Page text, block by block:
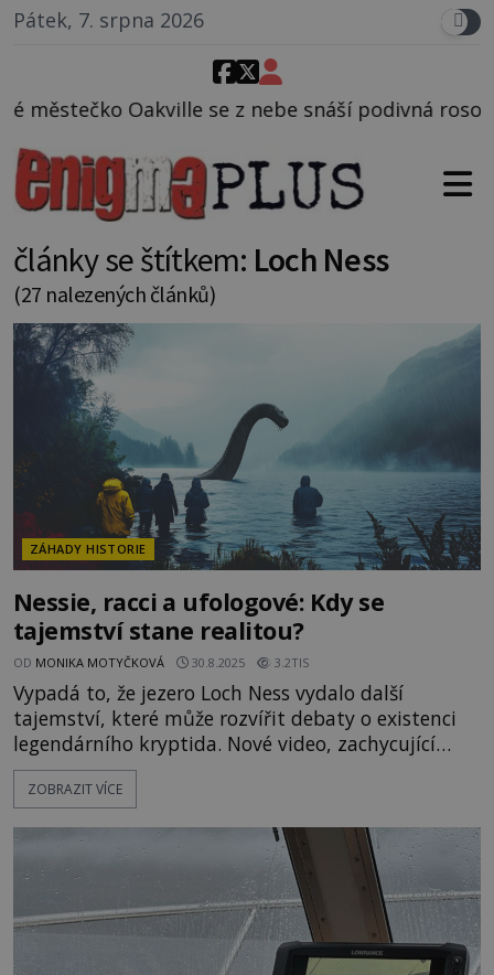
Pátek, 7. srpna 2026
nebe snáší podivná rosolovitá látka neznámého
články se štítkem: Loch Ness
(27 nalezených článků)
ZÁHADY HISTORIE
Nessie, racci a ufologové: Kdy se
tajemství stane realitou?
OD MONIKA MOTYČKOVÁ 30.8.2025 3.2TIS
Vypadá to, že jezero Loch Ness vydalo další
tajemství, které může rozvířit debaty o existenci
legendárního kryptida. Nové video, zachycující
pohyb neznámého tvora pod hladinou, nadchlo i
ty největší skeptiky. Zároveň s tím se vynořují
spekuluje o tom, že mimozemšťané by se mohli
skrývat ve všedních formách, jako jsou racci. A
zatímco jedni pátrají po m
ZOBRAZIT VÍCE